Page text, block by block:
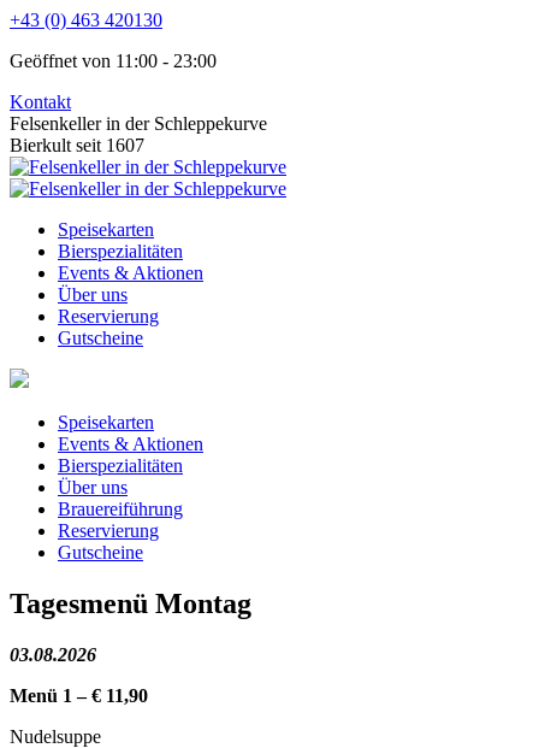
Zum
springen
+43 (0) 463 420130
Geöffnet von 11:00 - 23:00
Kontakt
Facebook
page
opens
in
window
Instagram
page
opens
in
window
Felsenkeller in der Schleppekurve
Bierkult seit 1607
Speisekarten
Bierspezialitäten
Events & Aktionen
Über uns
Reservierung
Gutscheine
Speisekarten
Events & Aktionen
Bierspezialitäten
Über uns
Brauereiführung
Reservierung
Gutscheine
Tagesmenü Montag
03.08.2026
Menü 1 – € 11,90
Nudelsuppe